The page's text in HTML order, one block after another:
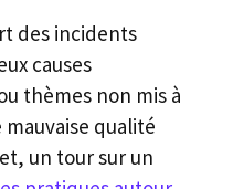
des incidents
causes
thèmes non mis à
qualité
un tour sur un